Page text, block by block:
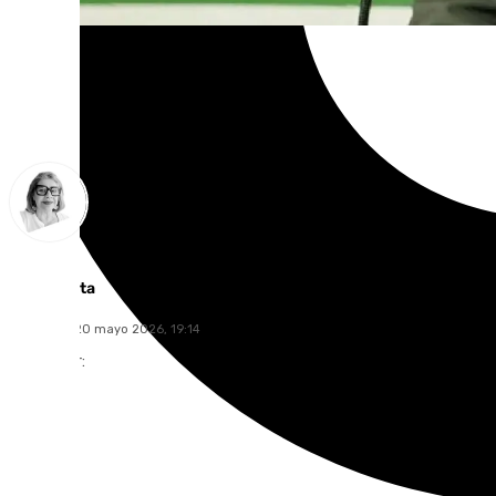
Ana Villalta
miércoles, 20 mayo 2026, 19:14
Compartir: